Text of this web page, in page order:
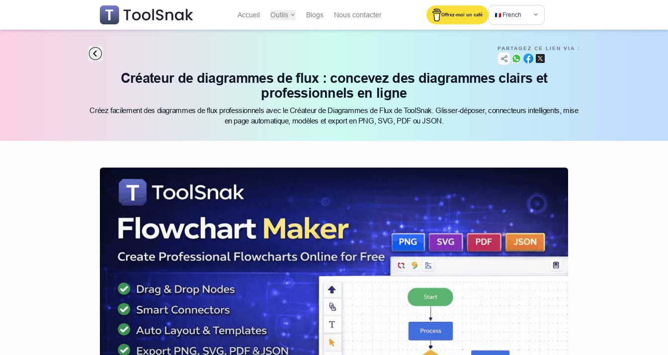
Accueil Outils Blogs Nous contacter Offrez-moi un café French
PARTAGEZ CE LIEN VIA :
Créateur de diagrammes de flux : concevez des diagrammes clairs et
professionnels en ligne
Créez facilement des diagrammes de flux professionnels avec le Créateur de Diagrammes de Flux de ToolSnak. Glisser-déposer, connecteurs intelligents, mise
en page automatique, modèles et export en PNG, SVG, PDF ou JSON.